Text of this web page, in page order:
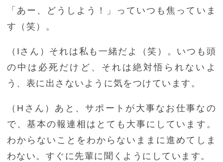
「あー、どうしよう！」っていつも焦っていま
す（笑）。
（Iさん）それは私も一緒だよ（笑）。いつも頭
の中は必死だけど、それは絶対悟られないよ
う、表に出さないように気をつけています。
（Hさん）あと、サポートが大事なお仕事なの
で、基本の報連相はとても大事にしています。
わからないことをわからないままに進めてしま
わない。すぐに先輩に聞くようにしています。